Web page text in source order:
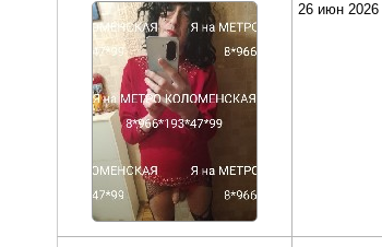
26 июн 2026